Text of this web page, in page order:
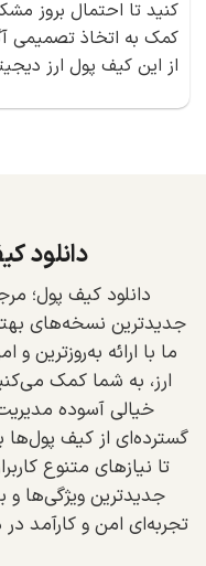
کنید تا احتمال بروز
کمک به اتخاذ تصمیمی
از این کیف پول ارز
دانلود
دانلود کیف پول؛
جدیدترین نسخه‌های
ما با ارائه
ارز، به شما کمک
خیالی آسوده
گسترده‌ای از کیف
تا نیازهای متنوع
جدیدترین ویژگی‌ها و
تجربه‌ای امن و کارآمد